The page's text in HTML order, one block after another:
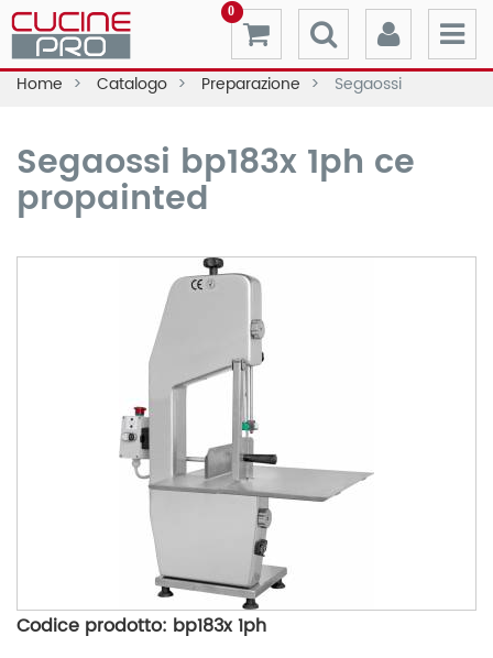
0
Home Catalogo Preparazione Segaossi
Segaossi bp183x 1ph ce
propainted
Codice prodotto: bp183x 1ph